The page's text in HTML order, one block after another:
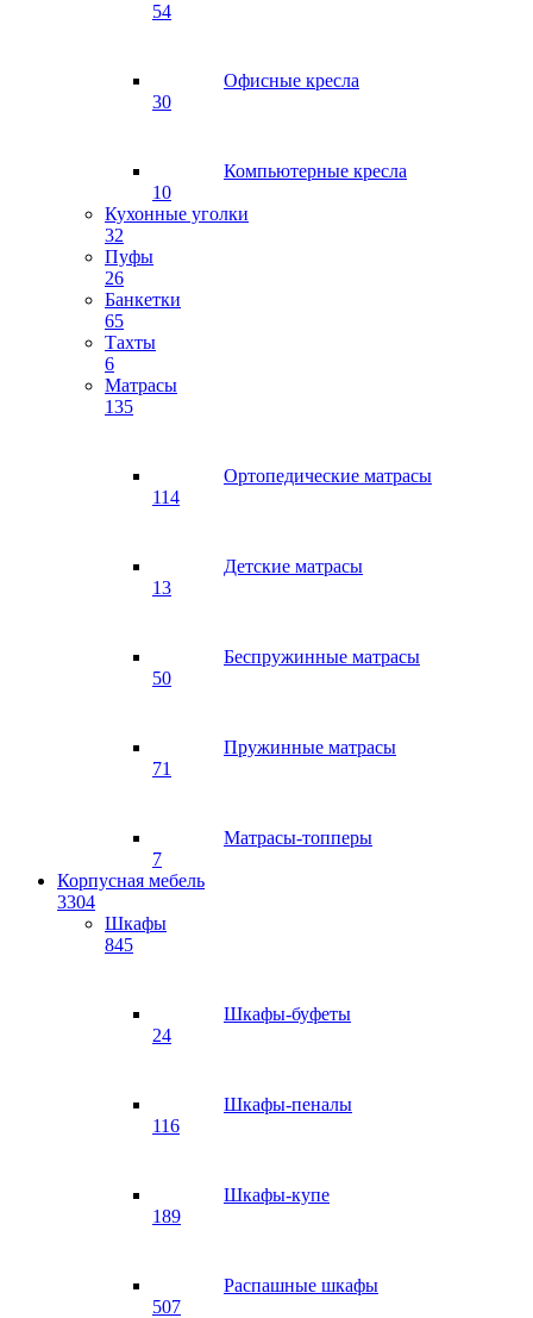
54
Офисные кресла
30
Компьютерные кресла
10
Кухонные уголки
32
Пуфы
26
Банкетки
65
Тахты
6
Матрасы
135
Ортопедические матрасы
114
Детские матрасы
13
Беспружинные матрасы
50
Пружинные матрасы
71
Матрасы-топперы
7
Корпусная мебель
3304
Шкафы
845
Шкафы-буфеты
24
Шкафы-пеналы
116
Шкафы-купе
189
Распашные шкафы
507